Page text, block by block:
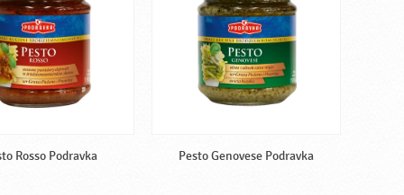
Rosso Podravka Pesto Genovese Podravka